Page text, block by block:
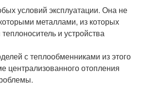
условий эксплуатации. Она не
металлами, из которых
и устройства
с теплообменниками из этого
централизованного отопления